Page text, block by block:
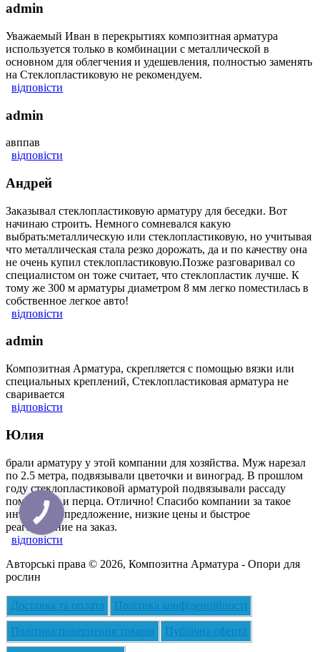
admin
Уважаемый Иван в перекрытиях композитная арматура
используется только в комбинации с металлической в
основном для облегчения и удешевления, полностью заменять
на Стеклопластиковую не рекомендуем.
відповісти
admin
авппав
відповісти
Андрей
Заказывал стеклопластиковую арматуру для беседки. Вот
начинаю строить. Немного сомневался какую
выбрать:металлическую или стеклопластиковую, но учитывая
что металлическая стала резко дорожать, да и по качеству она
не очень купил стеклопластиковую.Позже разговаривал со
специалистом он тоже считает, что стеклопластик лучше. К
тому же 300 м арматуры диаметром 8 мм легко поместилась в
собственное легкое авто!
відповісти
admin
Композитная Арматура, скрепляется с помощью вязки или
специальных креплений, Стеклопластиковая арматура не
сваривается
відповісти
Юлия
брали арматуру у этой компании для хозяйства. Муж нарезал
по 2.5 метра, подвязывали цветочки и виноград. В прошлом
году стеклопластиковой арматурой подвязывали рассаду
помидоров и перца. Отлично! Спасибо компании за такое
интересное предложение, низкие цены и быстрое
реагирование на заказ.
відповісти
Авторські права © 2026, Композитна Арматура - Опори для
рослин
Доставка та оплата Політика конфіденційності
Політика повернення товарів Публічна оферта
КНОПКА
ЗВ'ЯЗКУ